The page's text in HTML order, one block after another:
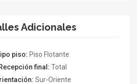
Adicionales
piso: Piso Flotante
Recepción final: Total
Sur-Oriente